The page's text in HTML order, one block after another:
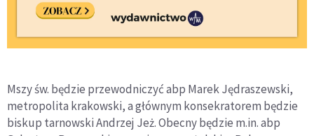
Mszy św. będzie przewodniczyć abp Marek Jędraszewski,
metropolita krakowski, a głównym konsekratorem będzie
biskup tarnowski Andrzej Jeż. Obecny będzie m.in. abp